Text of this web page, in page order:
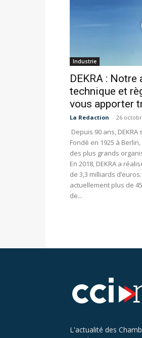
Industrie
DEKRA :
technique et
vous apporter
La Redaction - 26
Depuis 90 ans,
Fondé en 1925 à Berlin,
des plus grands
En 2018, DEKRA a
de 3,3 milliards
actuellement plus de
de...
L'actualité des